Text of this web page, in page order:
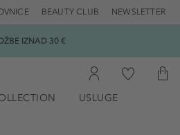
BEAUTY CLUB NEWSLETTER
IZNAD 30 €
USLUGE